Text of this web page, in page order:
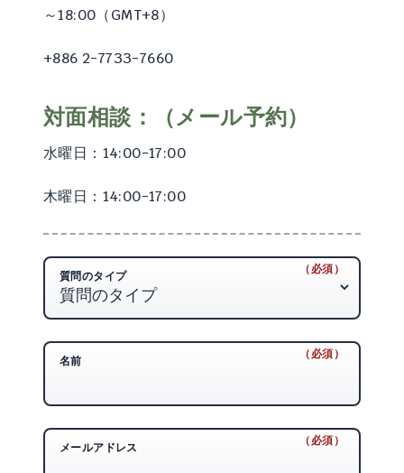
～18:00（GMT+8）
+886 2-7733-7660
対面相談：（メール予約）
水曜日：14:00-17:00
木曜日：14:00-17:00
質問のタイプ（必須） （必須）
名前（必須） （必須）
メールアドレス （必須）